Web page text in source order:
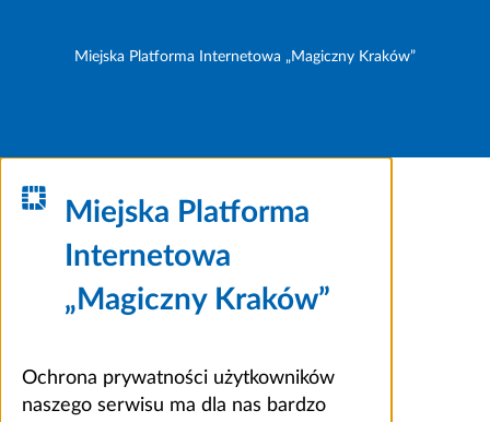
Miejska Platforma Internetowa „Magiczny Kraków”
Miejska Platforma
Internetowa
„Magiczny Kraków”
Ochrona prywatności użytkowników
naszego serwisu ma dla nas bardzo